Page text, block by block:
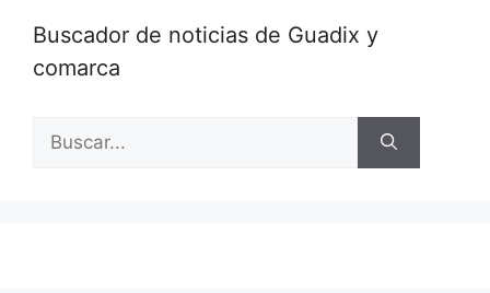
Buscador de noticias de Guadix y
comarca